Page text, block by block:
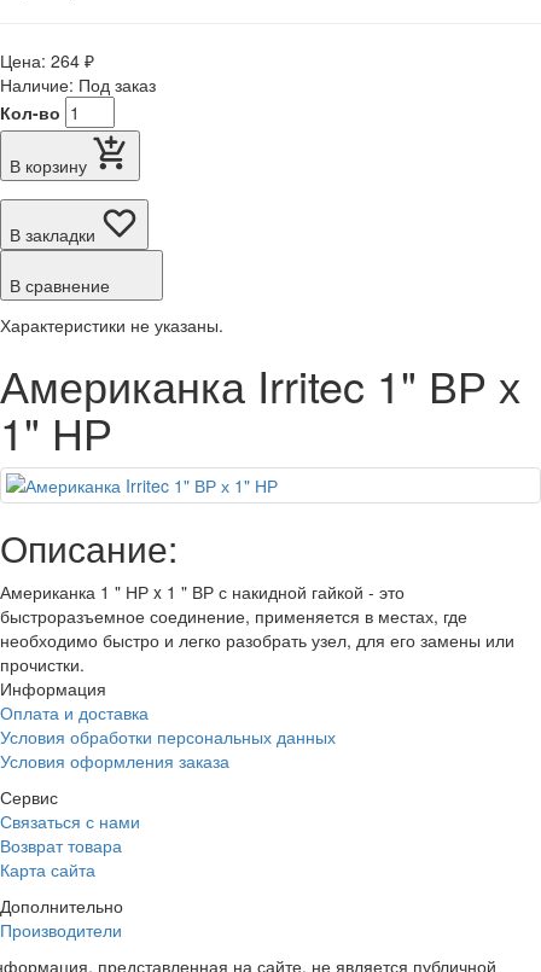
Цена: 264 ₽
Наличие: Под заказ
Кол-во
В корзину
В закладки
В сравнение
Характеристики не указаны.
Американка Irritec 1" ВР х
1" НР
Описание:
Американка 1 " НР x 1 " ВР с накидной гайкой - это
быстроразъемное соединение, применяется в местах, где
необходимо быстро и легко разобрать узел, для его замены или
прочистки.
Информация
Оплата и доставка
Условия обработки персональных данных
Условия оформления заказа
Сервис
Связаться с нами
Возврат товара
Карта сайта
Дополнительно
Производители
представленная на сайте, не является публичной